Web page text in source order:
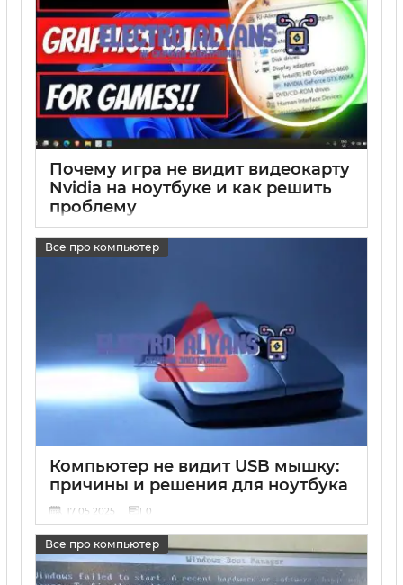
Почему игра не видит видеокарту
Nvidia на ноутбуке и как решить
проблему
Все про компьютер
Компьютер не видит USB мышку:
причины и решения для ноутбука
17 05 2025 0
Все про компьютер